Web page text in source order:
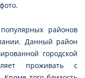
районов
Данный район
городской
проживать с